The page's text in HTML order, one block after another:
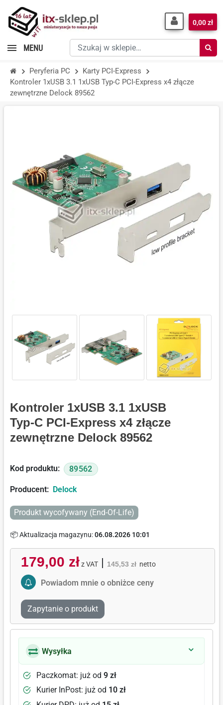
Szukaj
w
sklepie…
0,00 zł
MENU
Peryferia PC
Karty PCI-Express
Kontroler 1xUSB 3.1 1xUSB Typ-C PCI-Express x4 złącze
zewnętrzne Delock 89562
Kontroler 1xUSB 3.1 1xUSB
Typ-C PCI-Express x4 złącze
zewnętrzne Delock 89562
Kod produktu: 89562
Producent: Delock
Produkt wycofywany (End-Of-Life)
📦 Aktualizacja magazynu:06.08.2026 10:01
179,00 zł z VAT| 145,53 zł netto
Activate Price Alert
Powiadom mnie o obniżce ceny
Zapytanie o produkt
Wysyłka
Paczkomat: już od 9 zł
Kurier InPost: już od 10 zł